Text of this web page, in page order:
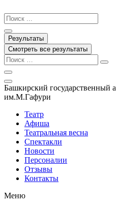
к
содержимому
Search
...
Результаты
Смотреть все результаты
Башкирский государственный
им.М.Гафури
Театр
Афиша
Театральная весна
Спектакли
Новости
Персоналии
Отзывы
Контакты
Меню